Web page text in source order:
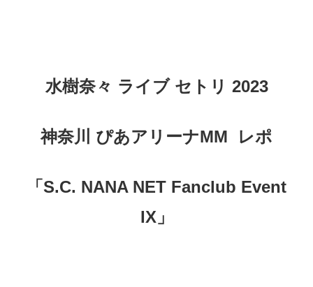
水樹奈々 ライブ セトリ 2023
神奈川 ぴあアリーナMM レポ
「S.C. NANA NET Fanclub Event
IX」